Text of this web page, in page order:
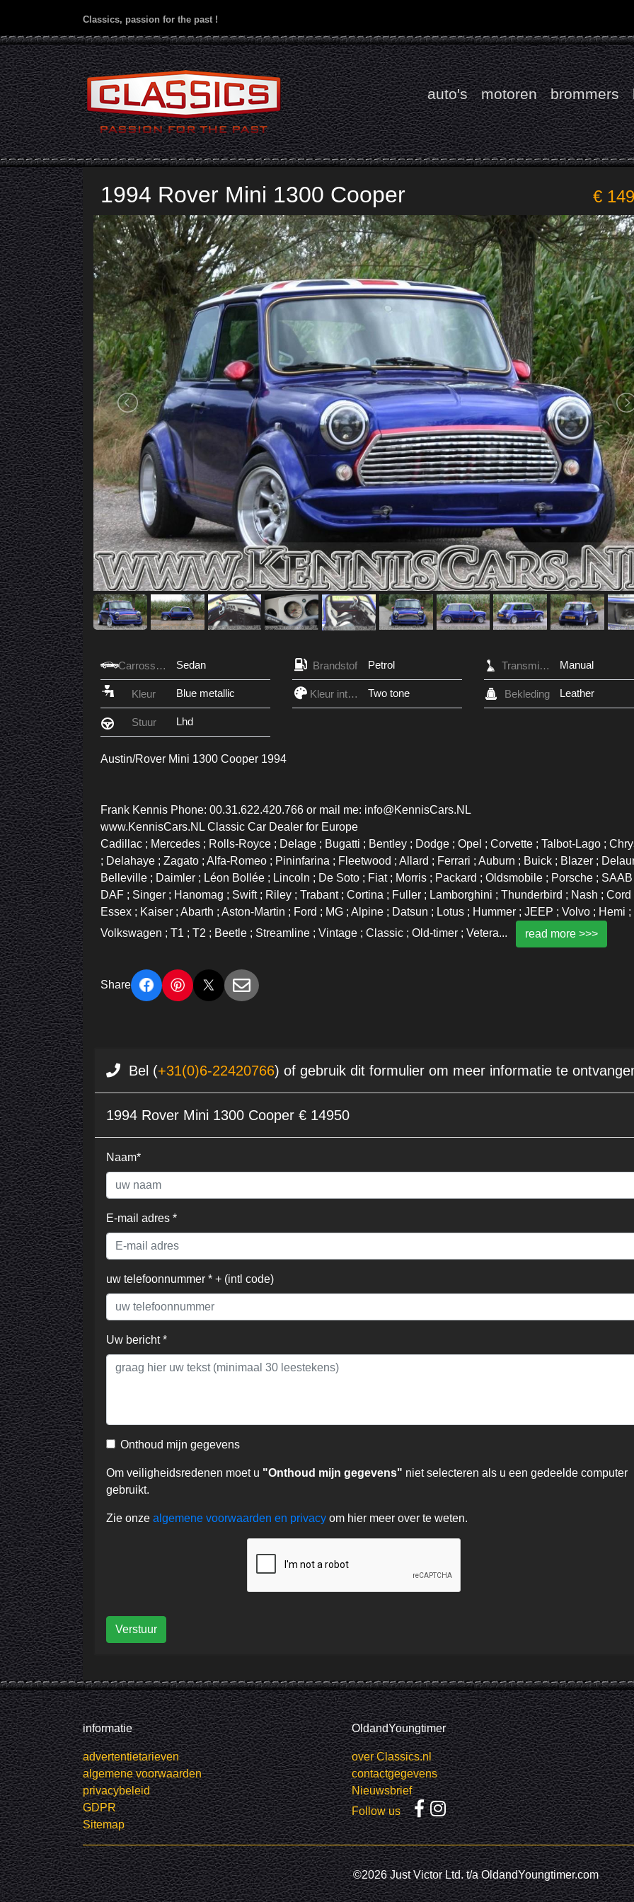
Classics, passion for the past !
auto's motoren brommers
1994 Rover Mini 1300 Cooper €
Carrosserie Sedan Brandstof Petrol Transmissie Manual
Kleur Blue metallic Kleur interieur Two tone Bekleding Leather
Stuur Lhd
Austin/Rover Mini 1300 Cooper 1994
Frank Kennis Phone: 00.31.622.420.766 or mail me: info@KennisCars.NL
www.KennisCars.NL Classic Car Dealer for Europe
Cadillac ; Mercedes ; Rolls-Royce ; Delage ; Bugatti ; Bentley ; Dodge ; Opel ; Corvette ; Talbot-Lago ;
; Delahaye ; Zagato ; Alfa-Romeo ; Pininfarina ; Fleetwood ; Allard ; Ferrari ; Auburn ; Buick ; Blazer ;
Belleville ; Daimler ; Léon Bollée ; Lincoln ; De Soto ; Fiat ; Morris ; Packard ; Oldsmobile ; Porsche ; SAAB
DAF ; Singer ; Hanomag ; Swift ; Riley ; Trabant ; Cortina ; Fuller ; Lamborghini ; Thunderbird ; Nash ; Cord
Essex ; Kaiser ; Abarth ; Aston-Martin ; Ford ; MG ; Alpine ; Datsun ; Lotus ; Hummer ; JEEP ; Volvo ; Hemi ;
Volkswagen ; T1 ; T2 ; Beetle ; Streamline ; Vintage ; Classic ; Old-timer ; Vetera... read more >>>
Share
Bel (+31(0)6-22420766) of gebruik dit formulier om meer informatie te
1994 Rover Mini 1300 Cooper € 14950
Naam*
E-mail adres *
uw telefoonnummer * + (intl code)
Uw bericht *
Onthoud mijn gegevens
Om veiligheidsredenen moet u "Onthoud mijn gegevens" niet selecteren als u een gedeelde computer
gebruikt.
Zie onze algemene voorwaarden en privacy om hier meer over te weten.
Verstuur
informatie
advertentietarieven
algemene voorwaarden
privacybeleid
GDPR
Sitemap
OldandYoungtimer
over Classics.nl
contactgegevens
Nieuwsbrief
Follow us
©2026 Just Victor Ltd. t/a OldandYoungtimer.com